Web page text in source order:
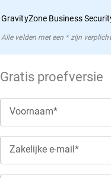
GravityZone Business
Alle velden met een * zijn
Gratis proefversie
Voornaam*
Zakelijke e-mail*